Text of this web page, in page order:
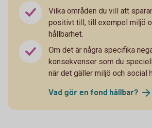
Vilka områden du vill att
positivt till, till exempel miljö
hållbarhet.
Om det är några specifika
konsekvenser som du
när det gäller miljö och social
Vad gör en fond hållbar?